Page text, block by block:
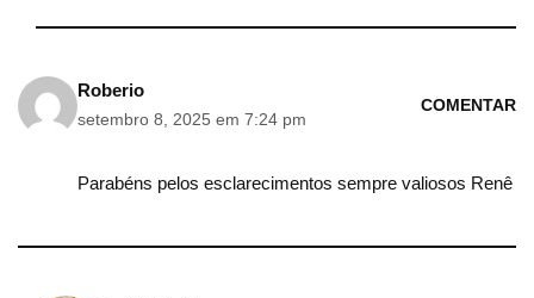
Roberio
setembro 8, 2025 em 7:24 pm
COMENTAR
Parabéns pelos esclarecimentos sempre valiosos Renê